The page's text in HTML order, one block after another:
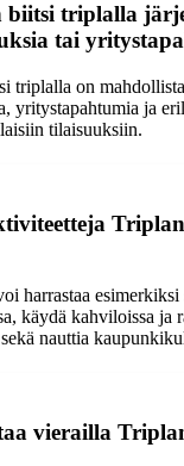
biitsi triplalla
tai
triplalla on
yritystapahtumia ja
tilaisuuksiin.
harrastaa
käydä kahviloissa ja
nauttia
vierailla